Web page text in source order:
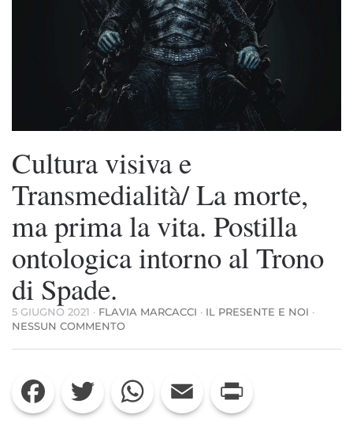
Cultura visiva e
Transmedialità/ La morte,
ma prima la vita. Postilla
ontologica intorno al Trono
di Spade.
5 GIUGNO 2021 · FLAVIA MARCACCI · IL PRESENTE E NOI ·
NESSUN COMMENTOSU
VISIVA
TRANSMEDIALITÀ/
LA
MORTE,
Facebook Twitter WhatsApp Email